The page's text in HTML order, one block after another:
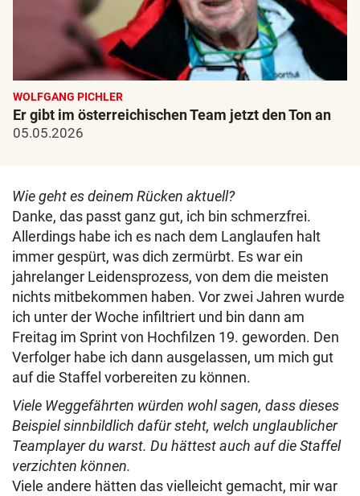
WOLFGANG PICHLER
Er gibt im österreichischen Team jetzt den Ton an
05.05.2026
Wie geht es deinem Rücken aktuell?
Danke, das passt ganz gut, ich bin schmerzfrei.
Allerdings habe ich es nach dem Langlaufen halt
immer gespürt, was dich zermürbt. Es war ein
jahrelanger Leidensprozess, von dem die meisten
nichts mitbekommen haben. Vor zwei Jahren wurde
ich unter der Woche infiltriert und bin dann am
Freitag im Sprint von Hochfilzen 19. geworden. Den
Verfolger habe ich dann ausgelassen, um mich gut
auf die Staffel vorbereiten zu können.
Viele Weggefährten würden wohl sagen, dass dieses
Beispiel sinnbildlich dafür steht, welch unglaublicher
Teamplayer du warst. Du hättest auch auf die Staffel
verzichten können.
Viele andere hätten das vielleicht gemacht, mir war